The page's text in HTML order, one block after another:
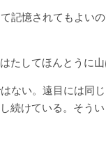
記憶されてもよい
してほんとうに山
ない。遠目には同
続けている。そう